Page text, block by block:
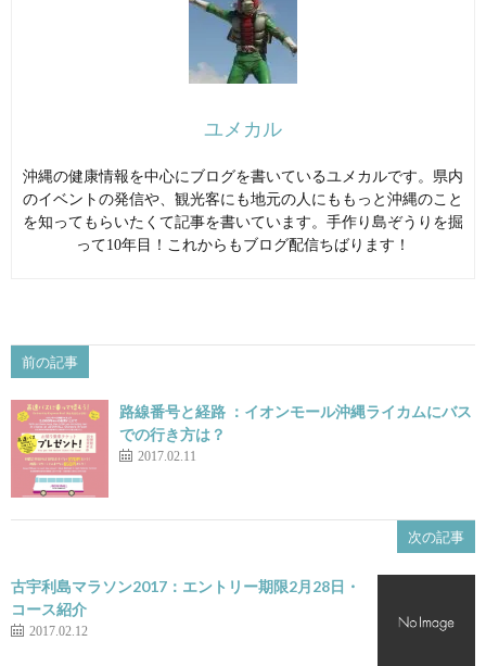
ユメカル
沖縄の健康情報を中心にブログを書いているユメカルです。県内
のイベントの発信や、観光客にも地元の人にももっと沖縄のこと
を知ってもらいたくて記事を書いています。手作り島ぞうりを掘
って10年目！これからもブログ配信ちばります！
前の記事
路線番号と経路 ：イオンモール沖縄ライカムにバス
での行き方は？
2017.02.11
次の記事
古宇利島マラソン2017：エントリー期限2月28日・
コース紹介
2017.02.12